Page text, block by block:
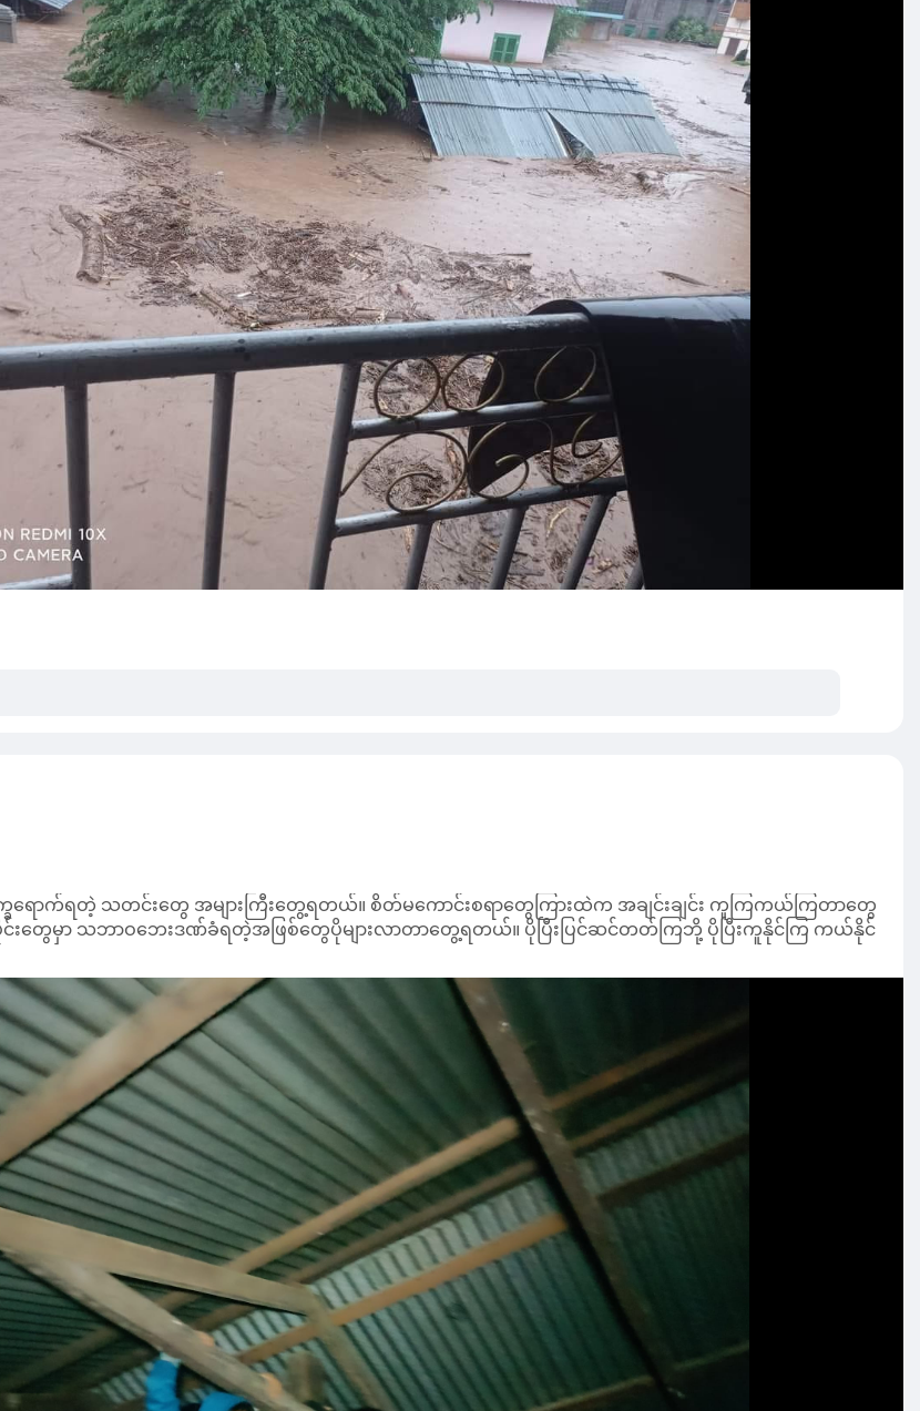
ောက်ရတဲ့ သတင်းတွေ အများကြီးတွေ့ရတယ်။ စိတ်မကောင်းစရာတွေကြားထဲက အချင်းချင်း ကူကြကယ်ကြတာတွေ
ပိုင်းတွေမှာ သဘာဝဘေးဒဏ်ခံရတဲ့အဖြစ်တွေပိုများလာတာတွေ့ရတယ်။ ပိုပြီးပြင်ဆင်တတ်ကြဘို့ ပိုပြီးကူနိုင်ကြ ကယ်နိုင်